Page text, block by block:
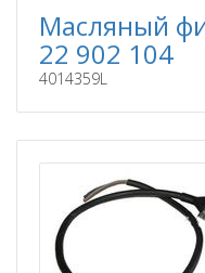
Масляный
22 902 104
4014359L